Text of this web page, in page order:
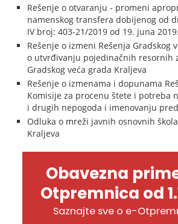
Rešenje o otvaranju - promeni
namenskog transfera dobijenog od
IV broj: 403-21/2019 od 19. juna
Rešenje o izmeni Rešenja Gradskog
o utvrđivanju pojedinačnih resornih
Gradskog veća grada Kraljeva
Rešenje o izmenama i dopunama
Komisije za procenu štete i potreba
i drugih nepogoda i imenovanju
Odluka o mreži javnih osnovnih
Kraljeva
Obavezna
Otpremnica od
Saznajte sve o e-